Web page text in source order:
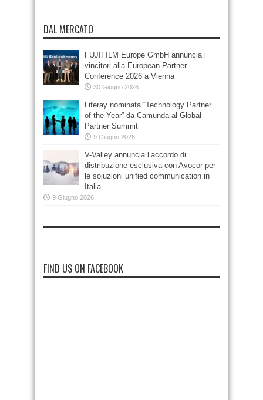
DAL MERCATO
FUJIFILM Europe GmbH annuncia i
vincitori alla European Partner
Conference 2026 a Vienna
30 Giugno 2026
Liferay nominata “Technology Partner
of the Year” da Camunda al Global
Partner Summit
9 Giugno 2026
V-Valley annuncia l’accordo di
distribuzione esclusiva con Avocor per
le soluzioni unified communication in
Italia
9 Giugno 2026
FIND US ON FACEBOOK